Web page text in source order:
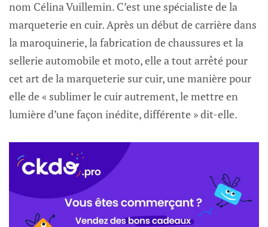
nom Célina Vuillemin. C’est une spécialiste de la
marqueterie en cuir. Après un début de carrière dans
la maroquinerie, la fabrication de chaussures et la
sellerie automobile et moto, elle a tout arrêté pour
cet art de la marqueterie sur cuir, une manière pour
elle de « sublimer le cuir autrement, le mettre en
lumière d’une façon inédite, différente » dit-elle.